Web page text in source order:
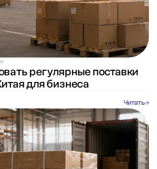
регулярные поставки
для бизнеса
Читать